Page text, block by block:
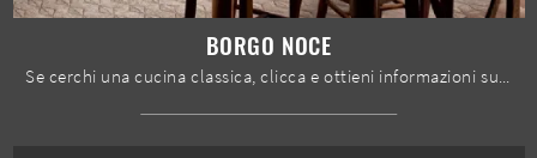
BORGO NOCE
Se cerchi una cucina classica, clicca e ottieni informazioni sul modello Borgo Noce Spar.